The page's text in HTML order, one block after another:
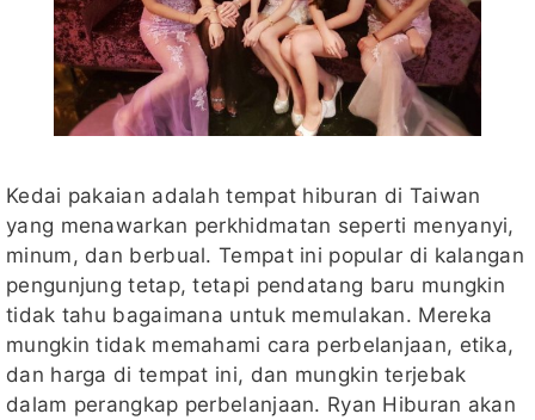
Kedai pakaian adalah tempat hiburan di Taiwan
yang menawarkan perkhidmatan seperti menyanyi,
minum, dan berbual. Tempat ini popular di kalangan
pengunjung tetap, tetapi pendatang baru mungkin
tidak tahu bagaimana untuk memulakan. Mereka
mungkin tidak memahami cara perbelanjaan, etika,
dan harga di tempat ini, dan mungkin terjebak
dalam perangkap perbelanjaan. Ryan Hiburan akan